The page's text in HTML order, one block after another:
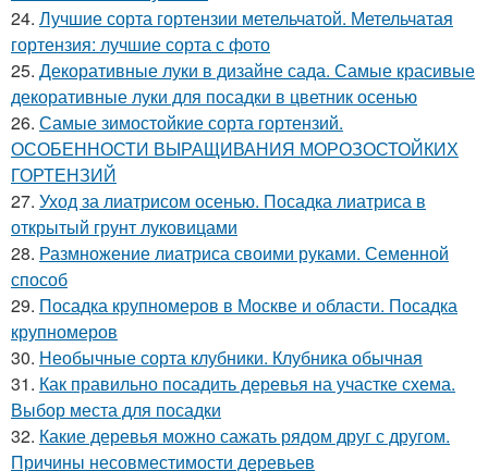
24. Лучшие сорта гортензии метельчатой. Метельчатая
гортензия: лучшие сорта с фото
25. Декоративные луки в дизайне сада. Самые красивые
декоративные луки для посадки в цветник осенью
26. Самые зимостойкие сорта гортензий.
ОСОБЕННОСТИ ВЫРАЩИВАНИЯ МОРОЗОСТОЙКИХ
ГОРТЕНЗИЙ
27. Уход за лиатрисом осенью. Посадка лиатриса в
открытый грунт луковицами
28. Размножение лиатриса своими руками. Семенной
способ
29. Посадка крупномеров в Москве и области. Посадка
крупномеров
30. Необычные сорта клубники. Клубника обычная
31. Как правильно посадить деревья на участке схема.
Выбор места для посадки
32. Какие деревья можно сажать рядом друг с другом.
Причины несовместимости деревьев